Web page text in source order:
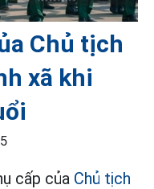
Chủ tịch
xã khi
cấp của Chủ tịch